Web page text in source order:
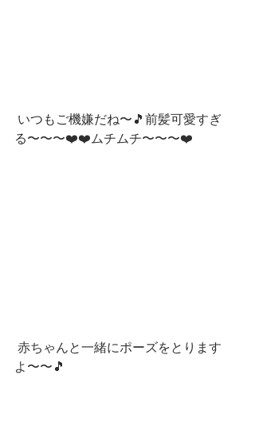
る〜〜〜❤️❤️ムチムチ〜〜〜❤️
よ〜〜🎵